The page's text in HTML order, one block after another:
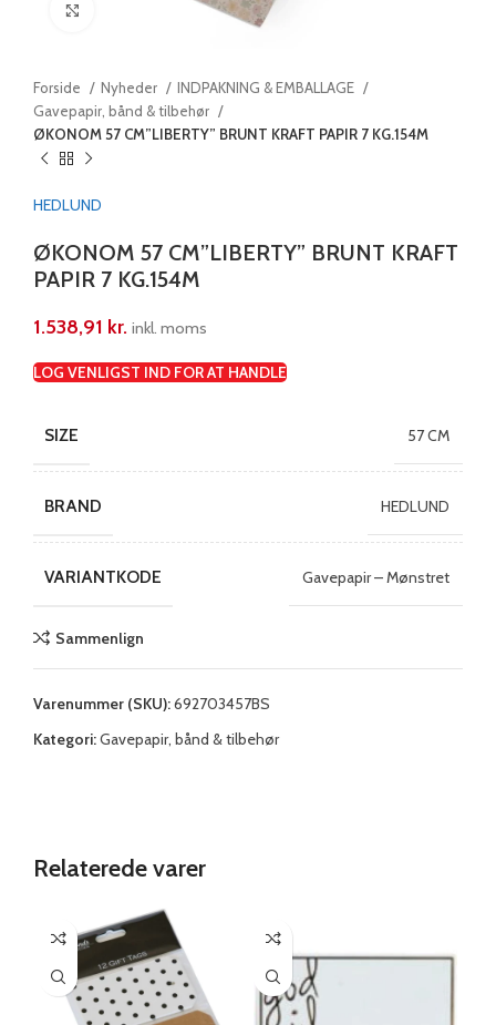
Klik for at forstørre
Forside Nyheder
INDPAKNING & EMBALLAGE
Gavepapir, bånd & tilbehør
ØKONOM 57 CM”LIBERTY” BRUNT KRAFT PAPIR 7 KG.154M
HEDLUND
ØKONOM 57 CM”LIBERTY” BRUNT KRAFT
PAPIR 7 KG.154M
1.538,91 kr. inkl. moms
LOG VENLIGST IND FOR AT HANDLE
SIZE 57 CM
BRAND HEDLUND
VARIANTKODE Gavepapir – Mønstret
Sammenlign
Varenummer (SKU):692703457BS
Kategori:Gavepapir, bånd & tilbehør
Relaterede varer